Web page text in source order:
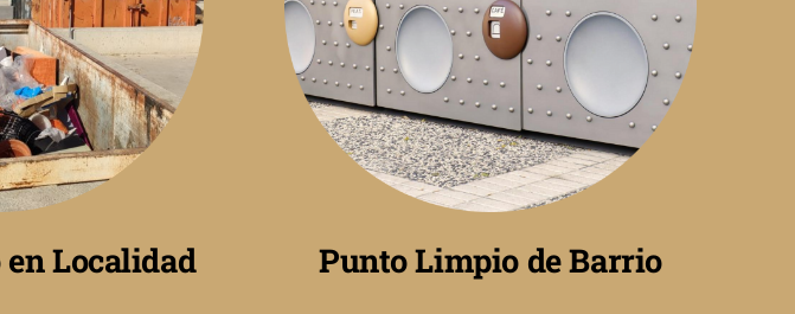
Localidad Punto Limpio de Barrio